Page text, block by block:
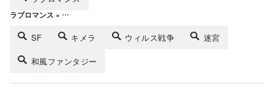
ラブロマンス × …
SF キメラ ウィルス戦争 迷宮
和風ファンタジー